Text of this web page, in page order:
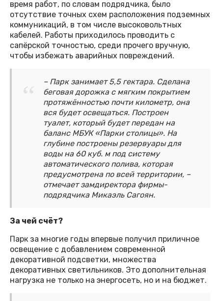
время работ, по словам подрядчика, было
отсутствие точных схем расположения подземных
коммуникаций, в том числе высоковольтных
кабелей. Работы приходилось проводить с
сапёрской точностью, среди прочего вручную,
чтобы избежать аварийных повреждений.
– Парк занимает 5,5 гектара. Сделана
беговая дорожка с мягким покрытием
протяжённостью почти километр, она
вся будет освещаться. Построен
туалет, который будет передан на
баланс МБУК «Парки столицы». На
глубине построены резервуары для
воды на 60 куб. м под систему
автоматического полива, которая
предусмотрена по всей территории, –
отмечает замдиректора фирмы-
подрядчика Микаэль Сагоян.
За чей счёт?
Парк за многие годы впервые получил приличное
освещение с добавлением современной
декоративной подсветки, множества
декоративных светильников. Это дополнительная
нагрузка не только на энергосеть, но и на бюджет.